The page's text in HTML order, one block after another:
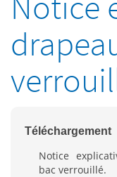
Téléchargement
Notice
bac verrouillé.